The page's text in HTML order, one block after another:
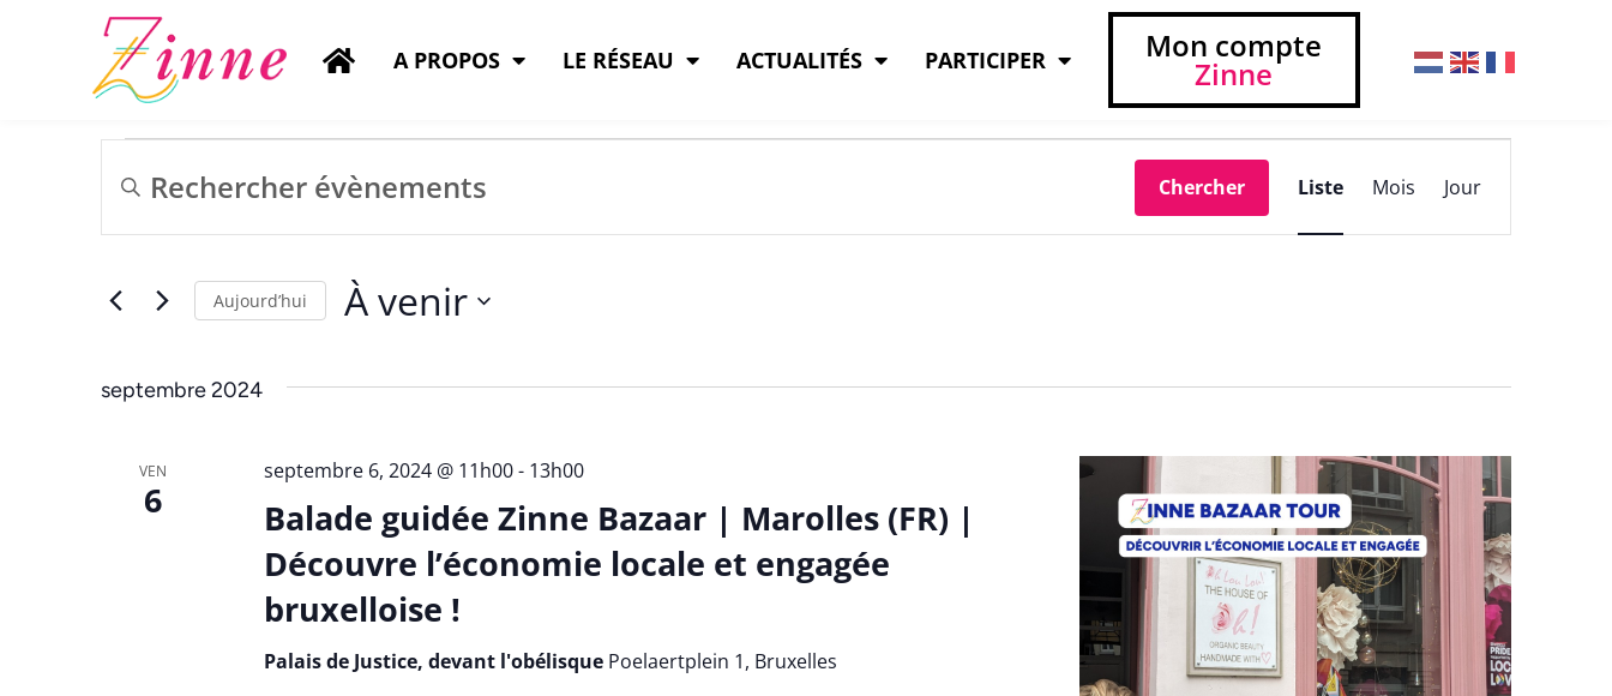
A PROPOS LE RÉSEAU ACTUALITÉS PARTICIPER Mon compte
Zinne
et
de
Évènements
mot-
Rechercher
mot-
clé.
Chercher
de
vues
Liste Mois Jour
Aujourd’hui À venir
date.
septembre 2024
VEN
6
Balade guidée Zinne Bazaar | Marolles (FR) |
Découvre l’économie locale et engagée
bruxelloise !
septembre 6, 2024 @ 11h00- 13h00
Palais de Justice, devant l'obélisque Poelaertplein 1, Bruxelles